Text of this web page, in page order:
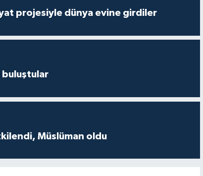
projesiyle dünya evine girdiler
buluştular
Müslüman oldu